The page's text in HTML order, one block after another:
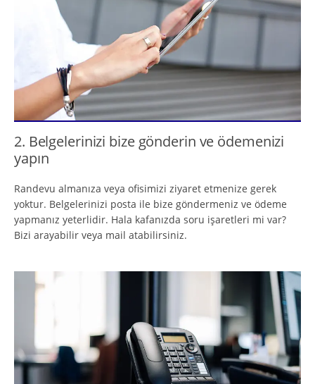
2. Belgelerinizi bize gönderin ve ödemenizi
yapın
Randevu almanıza veya ofisimizi ziyaret etmenize gerek
yoktur. Belgelerinizi posta ile bize göndermeniz ve ödeme
yapmanız yeterlidir. Hala kafanızda soru işaretleri mi var?
Bizi arayabilir veya mail atabilirsiniz.